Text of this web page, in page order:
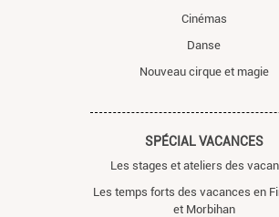
Cinémas
Danse
Nouveau cirque et magie
SPÉCIAL VACANCES
Les stages et ateliers des
Les temps forts des vacances en
et Morbihan